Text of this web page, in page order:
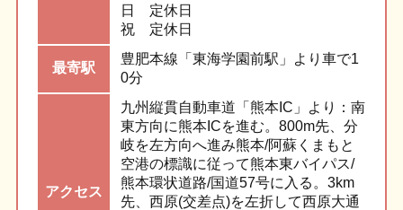
日
定休日
祝定休日
最寄駅
豊肥本線「東海学園前駅」より車で1
0分
アクセス
九州縦貫自動車道「熊本IC」より：南
東方向に熊本ICを進む。800m先、分
岐を左方向へ進み熊本/阿蘇くまもと
空港の標識に従って熊本東バイパス/
熊本環状道路/国道57号に入る。3km
先、西原(交差点)を左折して西原大通